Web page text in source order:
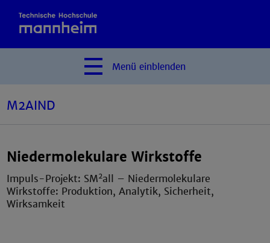
Menü einblenden
M2AIND
Niedermolekulare Wirkstoffe
Impuls-Projekt: SM2all – Niedermolekulare
Wirkstoffe: Produktion, Analytik, Sicherheit,
Wirksamkeit